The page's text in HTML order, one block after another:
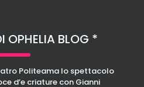
OPHELIA BLOG
Politeama lo spettacolo
d’e criature con Gianni